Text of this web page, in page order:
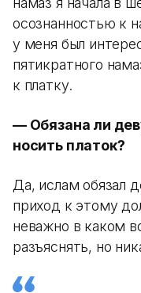
осознанностью к
у меня был
пятикратного
к платку.
— Обязана ли
носить платок?
Да, ислам обязал
приход к этому
неважно в каком
разъяснять, но